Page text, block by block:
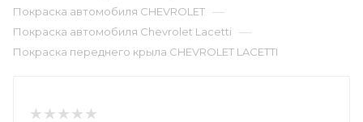
Покраска автомобиля CHEVROLET —
Покраска автомобиля Chevrolet Lacetti —
Покраска переднего крыла CHEVROLET LACETTI